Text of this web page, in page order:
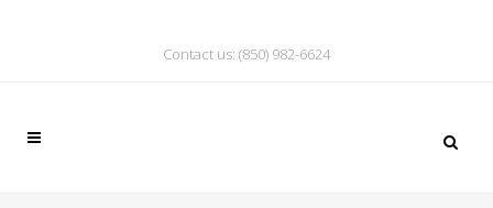
Contact us: (850) 982-6624